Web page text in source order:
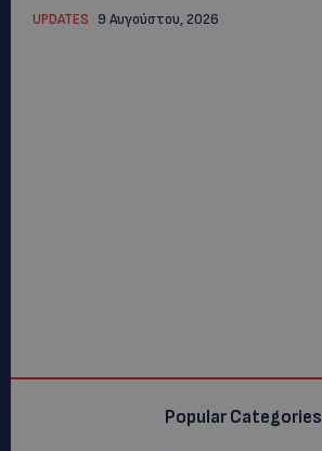
UPDATES 9 Αυγούστου, 2026
Popular Categories